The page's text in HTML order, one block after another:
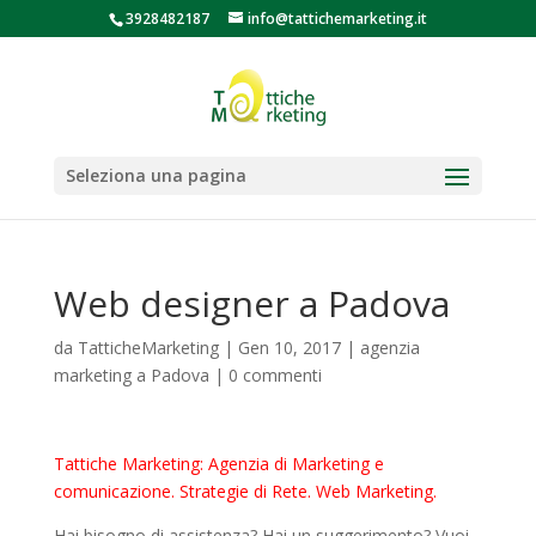
3928482187 info@tattichemarketing.it
Seleziona una pagina
Web designer a Padova
da TatticheMarketing| Gen 10, 2017| agenzia
marketing a Padova | 0 commenti
Tattiche Marketing: Agenzia di Marketing e
comunicazione. Strategie di Rete. Web Marketing.